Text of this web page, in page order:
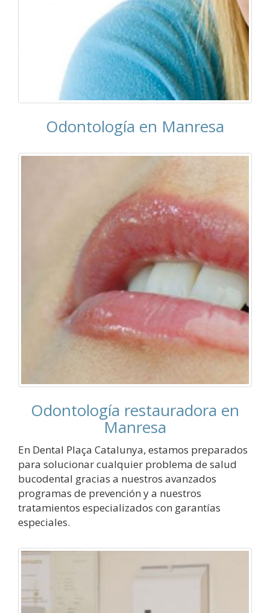
Odontología en Manresa
Odontología restauradora en
Manresa
En Dental Plaça Catalunya, estamos preparados
para solucionar cualquier problema de salud
bucodental gracias a nuestros avanzados
programas de prevención y a nuestros
tratamientos especializados con garantías
especiales.